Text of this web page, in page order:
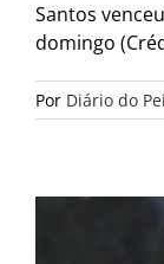
Santos
domingo
Por Diário do